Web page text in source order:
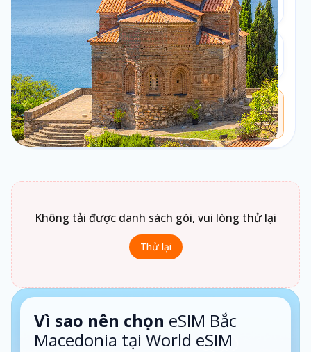
ngày
2
Loại gói
Theo ngày
Chưa biết chọn loại gói nào?
Bấm vàoLoại góiđể xem gợi ý phù hợp theo nhu cầu sử
dụng.
Không tải được danh sách gói, vui lòng thử lại
Thử lại
Vì sao nên chọn eSIM Bắc
Macedonia tại World eSIM